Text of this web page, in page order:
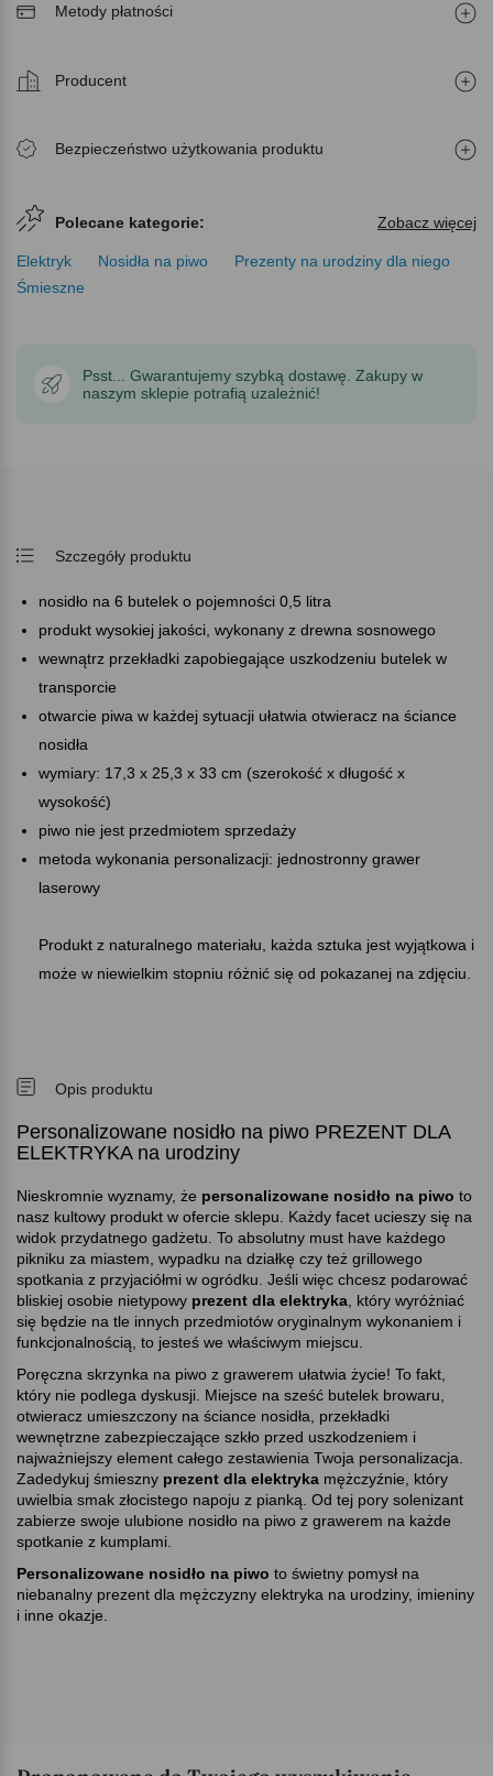
Metody płatności
Producent
Bezpieczeństwo użytkowania produktu
Polecane kategorie: Zobacz więcej
Elektryk Nosidła na piwo
Prezenty na urodziny dla niego
Śmieszne
Psst... Gwarantujemy szybką dostawę. Zakupy w
naszym sklepie potrafią uzależnić!
Szczegóły produktu
nosidło na 6 butelek o pojemności 0,5 litra
produkt wysokiej jakości, wykonany z drewna sosnowego
wewnątrz przekładki zapobiegające uszkodzeniu butelek w
transporcie
otwarcie piwa w każdej sytuacji ułatwia otwieracz na ściance
nosidła
wymiary: 17,3 x 25,3 x 33 cm (szerokość x długość x
wysokość)
piwo nie jest przedmiotem sprzedaży
metoda wykonania personalizacji: jednostronny grawer
laserowy
Produkt z naturalnego materiału, każda sztuka jest wyjątkowa i
może w niewielkim stopniu różnić się od pokazanej na zdjęciu.
Opis produktu
Personalizowane nosidło na piwo PREZENT DLA
ELEKTRYKA na urodziny
Nieskromnie wyznamy, że personalizowane nosidło na piwo to
nasz kultowy produkt w ofercie sklepu. Każdy facet ucieszy się na
widok przydatnego gadżetu. To absolutny must have każdego
pikniku za miastem, wypadku na działkę czy też grillowego
spotkania z przyjaciółmi w ogródku. Jeśli więc chcesz podarować
bliskiej osobie nietypowy prezent dla elektryka , który wyróżniać
się będzie na tle innych przedmiotów oryginalnym wykonaniem i
funkcjonalnością, to jesteś we właściwym miejscu.
Poręczna skrzynka na piwo z grawerem ułatwia życie! To fakt,
który nie podlega dyskusji. Miejsce na sześć butelek browaru,
otwieracz umieszczony na ściance nosidła, przekładki
wewnętrzne zabezpieczające szkło przed uszkodzeniem i
najważniejszy element całego zestawienia Twoja personalizacja.
Zadedykuj śmieszny prezent dla elektryka mężczyźnie, który
uwielbia smak złocistego napoju z pianką. Od tej pory solenizant
zabierze swoje ulubione nosidło na piwo z grawerem na każde
spotkanie z kumplami.
Personalizowane nosidło na piwo to świetny pomysł na
niebanalny prezent dla mężczyzny elektryka na urodziny, imieniny
i inne okazje.